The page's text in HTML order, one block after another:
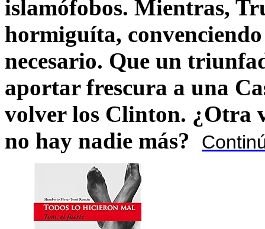
islamófobos. Mientras,
hormiguíta,
necesario. Que un
aportar frescura a una
volver los Clinton. ¿Otra
no hay nadie más?